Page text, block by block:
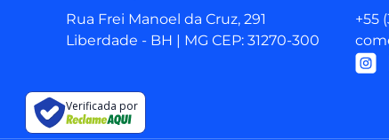
Rua Frei Manoel da Cruz, 291
Liberdade - BH | MG CEP: 31270-300
+55
Verificada por